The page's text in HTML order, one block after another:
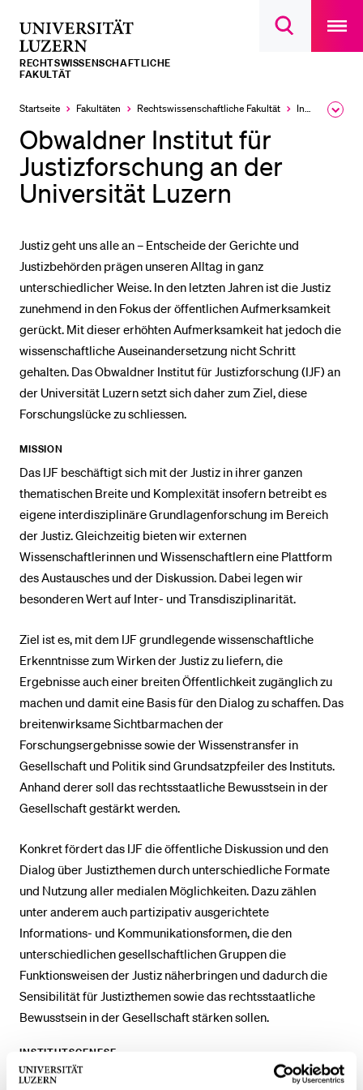
Suchdialog
main
RECHTS­­WISSENSCHAFTLICHE
FAKULTÄT
Startseite Fakultäten Rechtswissenschaftliche Fakultät Institute, Akademien, Zentren
Obwaldner Institut für
Justizforschung an der
Universität Luzern
Justiz geht uns alle an – Entscheide der Gerichte und
Justizbehörden prägen unseren Alltag in ganz
unterschiedlicher Weise. In den letzten Jahren ist die Justiz
zunehmend in den Fokus der öffentlichen Aufmerksamkeit
gerückt. Mit dieser erhöhten Aufmerksamkeit hat jedoch die
wissenschaftliche Auseinandersetzung nicht Schritt
gehalten. Das Obwaldner Institut für Justizforschung (IJF) an
der Universität Luzern setzt sich daher zum Ziel, diese
Forschungslücke zu schliessen.
MISSION
Das IJF beschäftigt sich mit der Justiz in ihrer ganzen
thematischen Breite und Komplexität insofern betreibt es
eigene interdisziplinäre Grundlagenforschung im Bereich
der Justiz. Gleichzeitig bieten wir externen
Wissenschaftlerinnen und Wissenschaftlern eine Plattform
des Austausches und der Diskussion. Dabei legen wir
besonderen Wert auf Inter- und Transdisziplinarität.
Ziel ist es, mit dem IJF grundlegende wissenschaftliche
Erkenntnisse zum Wirken der Justiz zu liefern, die
Ergebnisse auch einer breiten Öffentlichkeit zugänglich zu
machen und damit eine Basis für den Dialog zu schaffen. Das
breitenwirksame Sichtbarmachen der
Forschungsergebnisse sowie der Wissenstransfer in
Gesellschaft und Politik sind Grundsatzpfeiler des Instituts.
Anhand derer soll das rechtsstaatliche Bewusstsein in der
Gesellschaft gestärkt werden.
Konkret fördert das IJF die öffentliche Diskussion und den
Dialog über Justizthemen durch unterschiedliche Formate
und Nutzung aller medialen Möglichkeiten. Dazu zählen
unter anderem auch partizipativ ausgerichtete
Informations- und Kommunikationsformen, die den
unterschiedlichen gesellschaftlichen Gruppen die
Funktionsweisen der Justiz näherbringen und dadurch die
Sensibilität für Justizthemen sowie das rechtsstaatliche
Bewusstsein in der Gesellschaft stärken sollen.
INSTITUTSGENESE
Seit 2022 betrieben der Verein «Justizforschung Obwalden»
LETZTE SUCHEN
Sie haben noch keine Suche getätigt.
DIE UNI FÜR…
Schulklassen und Lehrpersonen
Studien­interessierte
Studierende
Mitarbeitende
Stellensuchende
Förderer
Medien
BELIEBTE INHALTE
Bibliothek
Sportangebot
Menuplan Mensa
Anmeldung und Zulassung